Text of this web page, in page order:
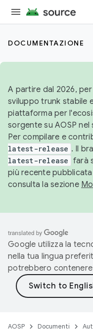
DOCUMENTAZIONE
A partire dal 2026,
sviluppo trunk stabile
piattaforma per
sorgente su AOSP
Per compilare e
latest-release . Il
latest-release farà
più recente pubblicata
consulta la sezione
Google utilizza la
nella tua lingua
potrebbero
AOSP Documenti